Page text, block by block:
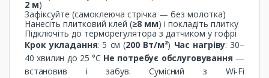
2 м)
Зафіксуйте (самоклеюча стрічка — без молотка)
Нанесіть плитковий клей (≥8 мм) і покладіть плитку
Підключіть до терморегулятора з датчиком у гофрі
Крок укладання: 5 см (200 Вт/м²) Час нагріву: 30–
40 хвилин до 25 °C Не потребує обслуговування —
встановив і забув. Сумісний з Wi-Fi